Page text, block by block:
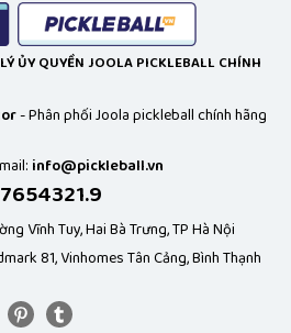
ỦY QUYỀN JOOLA PICKLEBALL CHÍNH
- Phân phối Joola pickleball chính hãng
info@pickleball.vn
Vĩnh Tuy, Hai Bà Trưng, TP Hà Nội
81, Vinhomes Tân Cảng, Bình Thạnh